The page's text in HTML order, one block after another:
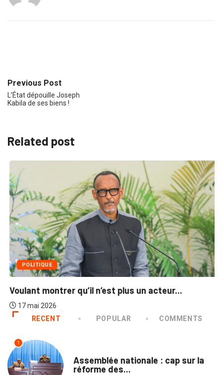
Previous Post
L’État dépouille Joseph
Kabila de ses biens !
Related post
POLITIQUE
Voulant montrer qu’il n’est plus un acteur...
17 mai 2026
RECENT
POPULAR COMMENTS
1
Assemblée nationale : cap sur la
réforme des...